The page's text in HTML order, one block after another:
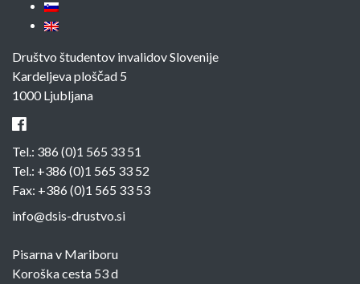
Društvo študentov invalidov Slovenije
Kardeljeva ploščad 5
1000 Ljubljana
Tel.: 386 (0)1 565 33 51
Tel.: +386 (0)1 565 33 52
Fax: +386 (0)1 565 33 53
info@dsis-drustvo.si
Pisarna v Mariboru
Koroška cesta 53 d